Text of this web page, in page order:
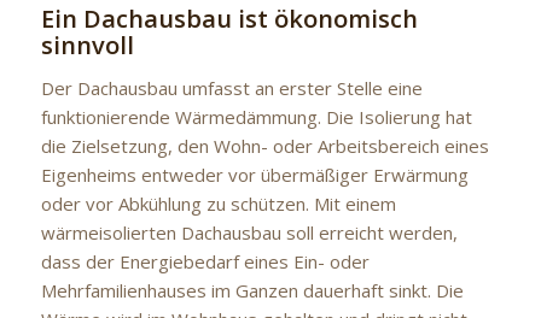
Ein Dachausbau ist ökonomisch
sinnvoll
Der Dachausbau umfasst an erster Stelle eine
funktionierende Wärmedämmung. Die Isolierung hat
die Zielsetzung, den Wohn- oder Arbeitsbereich eines
Eigenheims entweder vor übermäßiger Erwärmung
oder vor Abkühlung zu schützen. Mit einem
wärmeisolierten Dachausbau soll erreicht werden,
dass der Energiebedarf eines Ein- oder
Mehrfamilienhauses im Ganzen dauerhaft sinkt. Die